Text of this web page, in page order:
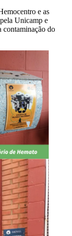
e as
Unicamp e
contaminação do